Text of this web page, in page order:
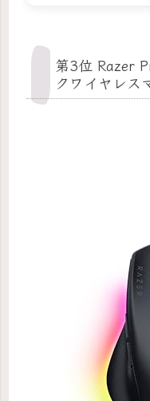
第3位 Razer
クワイヤレス